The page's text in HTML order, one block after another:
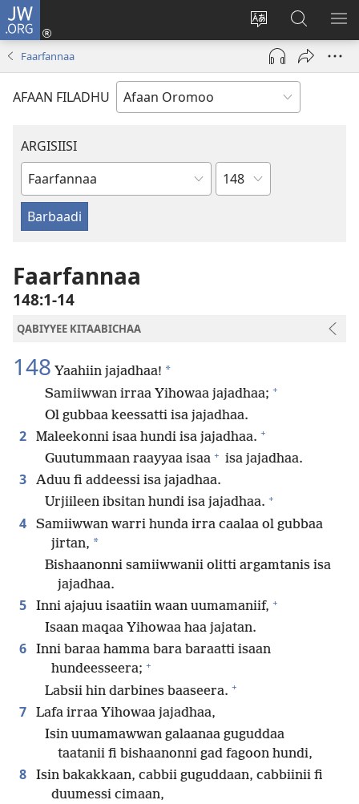
JW.ORG
Afaan
weebsaayitii
jijjiiri
Gali
(opens
window)
JW.ORG
Irraa
Barbaadi
Faarfannaa
AFAAN FILADHU
ARGISIISI
Kitaaba
Kitaaba
Qulqulluu
Boqonnaa
Faarfannaa
148:1-14
QABIYYEE KITAABICHAA
148 Yaahiin jajadhaa! *
Samiiwwan irraa Yihowaa jajadhaa; +
Ol gubbaa keessatti isa jajadhaa.
2 Maleekonni isaa hundi isa jajadhaa. +
Guutummaan raayyaa isaa + isa jajadhaa.
3
Aduu fi addeessi isa jajadhaa.
Urjiileen ibsitan hundi isa jajadhaa. +
4
Samiiwwan warri hunda irra caalaa ol gubbaa
jirtan, *
Bishaanonni samiiwwanii olitti argamtanis isa
jajadhaa.
5 Inni ajajuu isaatiin waan uumamaniif, +
Isaan maqaa Yihowaa haa jajatan.
6
Inni baraa hamma bara baraatti isaan
hundeesseera; +
Labsii hin darbines baaseera. +
7
Lafa irraa Yihowaa jajadhaa,
Isin uumamawwan galaanaa guguddaa
taatanii fi bishaanonni gad fagoon hundi,
8
Isin bakakkaan, cabbii guguddaan, cabbiinii fi
duumessi cimaan,